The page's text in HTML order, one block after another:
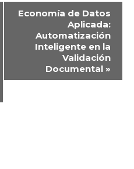
Economía de Datos
Aplicada:
Automatización
Inteligente en la
Validación
Documental »